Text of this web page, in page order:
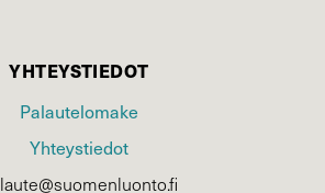
YHTEYSTIEDOT
Palautelomake
Yhteystiedot